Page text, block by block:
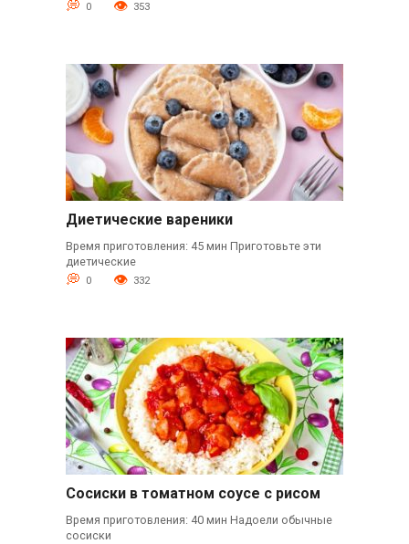
0 353
Диетические вареники
Время приготовления: 45 мин Приготовьте эти
диетические
0 332
Сосиски в томатном соусе с рисом
Время приготовления: 40 мин Надоели обычные
сосиски